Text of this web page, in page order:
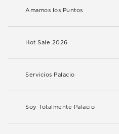
Amamos los Puntos
Hot Sale 2026
Servicios Palacio
Soy Totalmente Palacio